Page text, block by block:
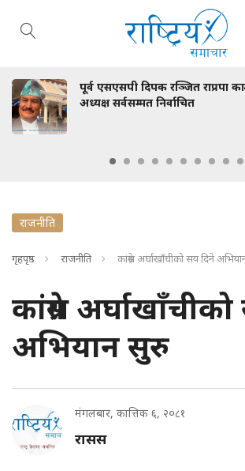
एसएसपी दिपक रञ्जित राप्रपा काठमाडौं महानगर
सर्वसम्मत निर्वाचित
राजनीति
गृहपृष्ठ राजनीति कांग्रेस अर्घाखाँचीको सय दिने
कांग्रेस
अभियान सुरु
मंगलबार, कात्तिक ६, २०८१
रासस